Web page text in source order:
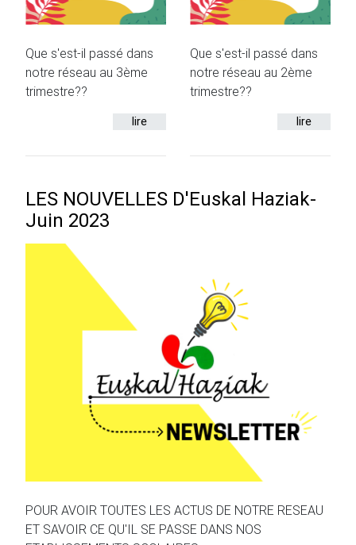
Que s'est-il passé dans
notre réseau au 3ème
trimestre??
lire
Que s'est-il passé dans
notre réseau au 2ème
trimestre??
lire
LES NOUVELLES D'Euskal Haziak-
Juin 2023
POUR AVOIR TOUTES LES ACTUS DE NOTRE RESEAU
ET SAVOIR CE QU'IL SE PASSE DANS NOS